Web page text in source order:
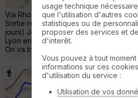
par la passerelle
Via Rhona Sortie dure (gros dénivelé
Sortie réalisée en gravel saccoche du
jours) Jour 1 : Lyon -> St Etienne
Lyon en longeant le Rhône, arrivé à
On va traverser le Pilat en prenant un
Autour du mont
Ricamarie
usage technique
que l'utilisation d'autres
statistiques ou de
proposer des services et
d'interêt.
Vous pouvez à tout
informations sur ces
d'utilisation du service :
Utilisation de vos